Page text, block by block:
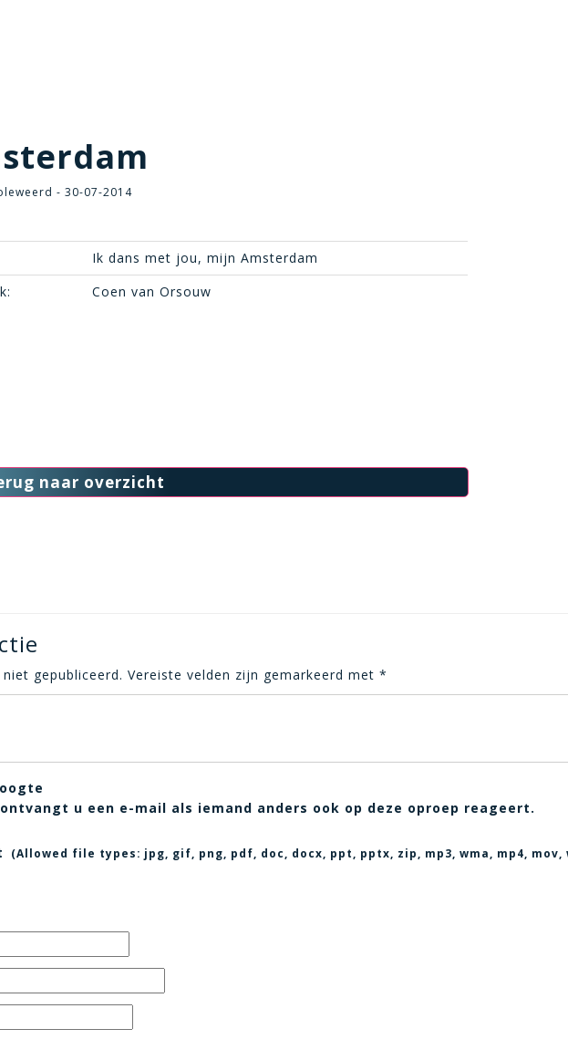
- 30-07-2014
Ik dans met jou, mijn Amsterdam
Coen van Orsouw
naar overzicht
gepubliceerd. Vereiste velden zijn gemarkeerd met *
u een e-mail als iemand anders ook op deze oproep reageert.
(Allowed file types: jpg, gif, png, pdf, doc, docx, ppt, pptx, zip, mp3, wma, mp4, mov,